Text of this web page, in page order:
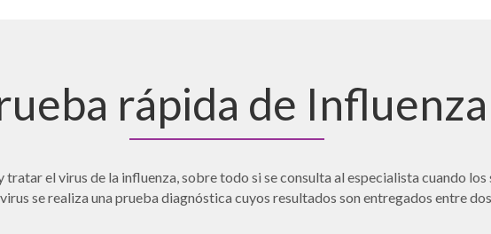
rápida de Influenza
el virus de la influenza, sobre todo si se consulta al especialista cuando
se realiza una prueba diagnóstica cuyos resultados son entregados entre